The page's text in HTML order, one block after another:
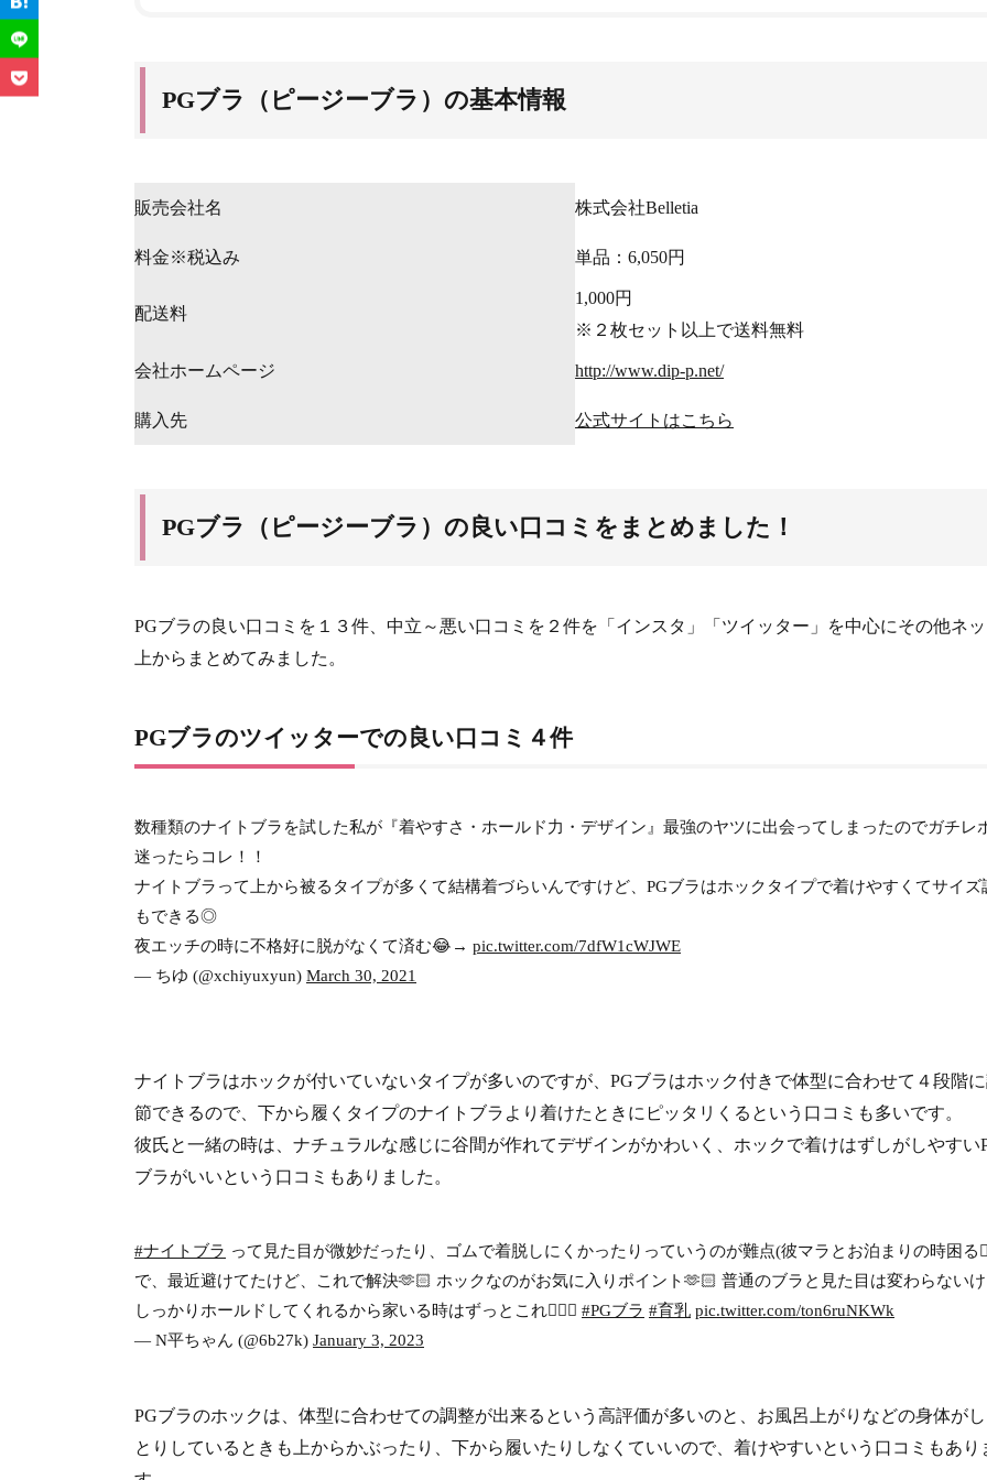
PGブラ（ピージーブラ）の基本情報
販売会社名 株式会社Belletia
料金※税込み 単品：6,050円
配送料
1,000円
※２枚セット以上で送料無料
会社ホームページ http://www.dip-p.net/
購入先 公式サイトはこちら
PGブラ（ピージーブラ）の良い口コミをまとめました！
PGブラの良い口コミを１３件、中立～悪い口コミを２件を「インスタ」「ツイッター」を中心にその他ネッ
上からまとめてみました。
PGブラのツイッターでの良い口コミ４件
数種類のナイトブラを試した私が『着やすさ・ホールド力・デザイン』最強のヤツに出会ってしまったのでガチレ
迷ったらコレ！！
ナイトブラって上から被るタイプが多くて結構着づらいんですけど、PGブラはホックタイプで着けやすくてサイズ
もできる◎
夜エッチの時に不格好に脱がなくて済む😂→ pic.twitter.com/7dfW1cWJWE
— ちゆ (@xchiyuxyun) March 30, 2021
ナイトブラはホックが付いていないタイプが多いのですが、PGブラはホック付きで体型に合わせて４段階に
節できるので、下から履くタイプのナイトブラより着けたときにピッタリくるという口コミも多いです。
彼氏と一緒の時は、ナチュラルな感じに谷間が作れてデザインがかわいく、ホックで着けはずしがしやすい
ブラがいいという口コミもありました。
#ナイトブラ って見た目が微妙だったり、ゴムで着脱しにくかったりっていうのが難点(彼マラとお泊まりの時困る
で、最近避けてたけど、これで解決🫶🏻 ホックなのがお気に入りポイント🫶🏻 普通のブラと見た目は変わらない
しっかりホールドしてくれるから家いる時はずっとこれ🙆🏻‍♀️ #PGブラ #育乳 pic.twitter.com/ton6ruNKWk
— N平ちゃん (@6b27k) January 3, 2023
PGブラのホックは、体型に合わせての調整が出来るという高評価が多いのと、お風呂上がりなどの身体がし
とりしているときも上からかぶったり、下から履いたりしなくていいので、着けやすいという口コミもあり